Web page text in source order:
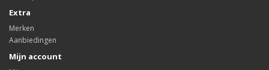
Extra
Merken
Aanbiedingen
Mijn account